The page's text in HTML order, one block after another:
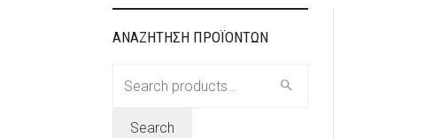
ΑΝΑΖΗΤΗΣΗ ΠΡΟΪΟΝΤΩΝ
Search